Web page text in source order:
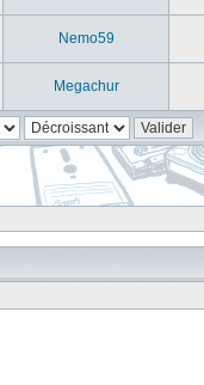
Nemo59
Megachur